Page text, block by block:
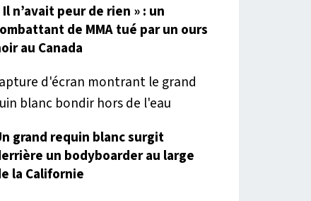
Il n’avait peur de rien » : un
de MMA tué par un ours
au Canada
grand requin blanc surgit
un bodyboarder au large
la Californie